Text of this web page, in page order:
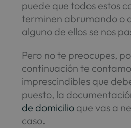
puede que todos estos
terminen abrumando o
alguno de ellos se nos
Pero no te preocupes,
continuación te
imprescindibles que
puesto, la
de domicilio que vas a
caso.